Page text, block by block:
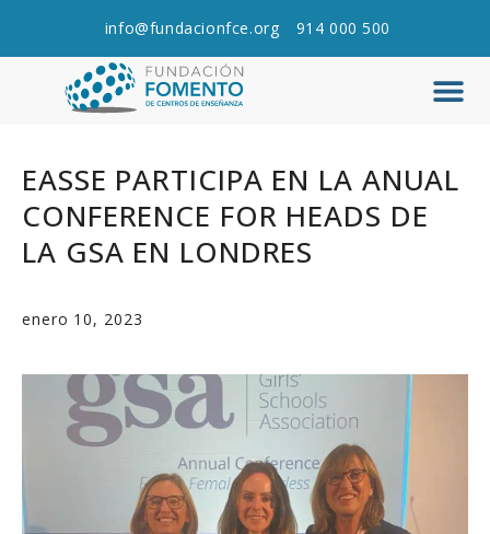
info@fundacionfce.org 914 000 500
EASSE PARTICIPA EN LA ANUAL
CONFERENCE FOR HEADS DE
LA GSA EN LONDRES
enero 10, 2023